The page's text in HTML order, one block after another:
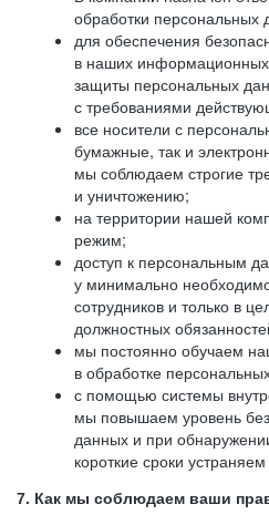
обработки персональных
для обеспечения
в наших
защиты персональных
с требованиями
все носители с
бумажные, так и
мы соблюдаем строгие
и уничтожению;
на территории нашей
режим;
доступ к персональным
у минимально
сотрудников и только в
должностных
мы постоянно обучаем
в обработке
с помощью системы
мы повышаем уровень
данных и при
короткие сроки
7. Как мы соблюдаем ваши